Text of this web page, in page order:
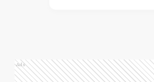
Ads